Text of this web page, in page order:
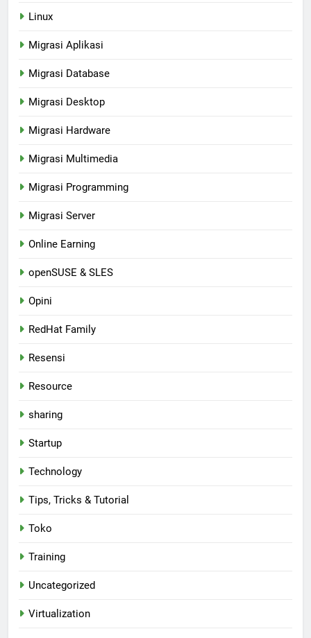
Linux
Migrasi Aplikasi
Migrasi Database
Migrasi Desktop
Migrasi Hardware
Migrasi Multimedia
Migrasi Programming
Migrasi Server
Online Earning
openSUSE & SLES
Opini
RedHat Family
Resensi
Resource
sharing
Startup
Technology
Tips, Tricks & Tutorial
Toko
Training
Uncategorized
Virtualization